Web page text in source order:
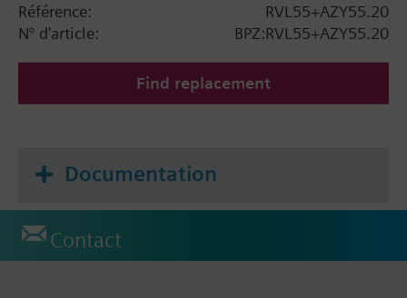
Référence:
RVL55+AZY55.20
N° d'article:
BPZ:RVL55+AZY55.20
Find replacement
Documentation
Contact